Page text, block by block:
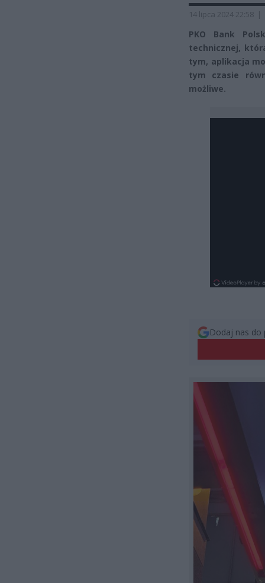
14 lipca 2024 22:58 |
PKO Bank
technicznej,
tym, aplikacja
tym czasie
możliwe.
Dodaj nas do